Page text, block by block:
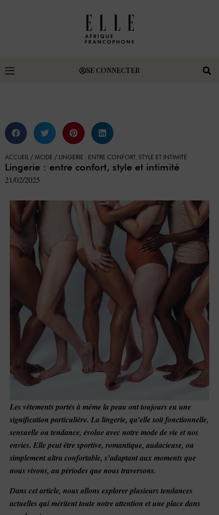
SE CONNECTER
ACCUEIL / MODE / LINGERIE : ENTRE CONFORT, STYLE ET INTIMITÉ
Lingerie : entre confort, style et intimité
21/02/2025
Les vêtements portés à même la peau ont toujours eu une
signification particulière. La lingerie, qu’elle soit fonctionnelle,
sensuelle ou tendance, évolue avec notre mode de vie et nos
envies. Elle peut être sportive, romantique, audacieuse, ou
simplement ultra confortable, s’adaptant aux moments que
nous vivons, au périodes que nous traversons.
Dans cet article, nous allons explorer plusieurs tendances
actuelles qui méritent toute notre attention et une place dans